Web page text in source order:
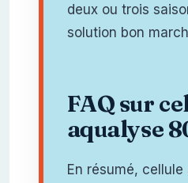
deux ou trois
solution bon
FAQ sur
aqualyse
En résumé,